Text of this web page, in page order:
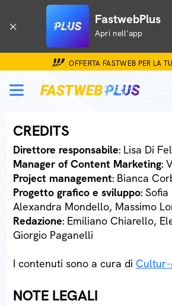
FastwebPlus
Apri nell'app
OFFERTA FASTWEB PER LA
CREDITS
Direttore responsabile: Lisa Di
Manager of Content Marketing:
Project management: Bianca
Progetto grafico e sviluppo:
Alexandra Mondello, Massimo
Redazione: Emiliano Chiarello,
Giorgio Paganelli
I contenuti sono a cura di
NOTE LEGALI